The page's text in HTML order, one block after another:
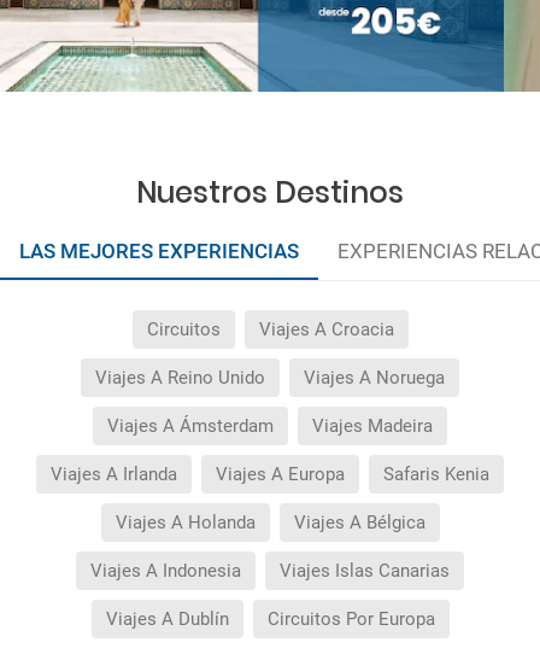
Nuestros Destinos
LAS MEJORES EXPERIENCIAS EXPERIENCIAS
Circuitos Viajes A Croacia
Viajes A Reino Unido Viajes A Noruega
Viajes A Ámsterdam Viajes Madeira
Viajes A Irlanda Viajes A Europa Safaris Kenia
Viajes A Holanda Viajes A Bélgica
Viajes A Indonesia Viajes Islas Canarias
Viajes A Dublín Circuitos Por Europa